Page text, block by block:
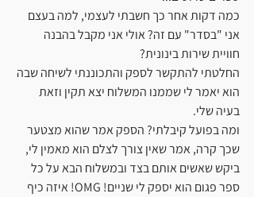
כמה דקות אחר כך חשבתי לעצמי, למה בעצם
אני "בסדר" עם זה? אולי אני מקבל בהבנה
חוויית שירות בינונית?
החלטתי להתקשר לספק והתכוננתי לשיחה שבה
הוא יאמר לי שממנו המשלוח יצא תקין וזאת
בעיה שלי.
ומה בפועל קיבלתי? הספק אמר שהוא מצטער
שכך קרה, אמר שאין צורך לצלם הוא מאמין לי,
ביקש שאשים אותם בצד ובמשלוח הבא על כל
ספר פגום הוא יספק לי שניים! OMG! איזה כיף